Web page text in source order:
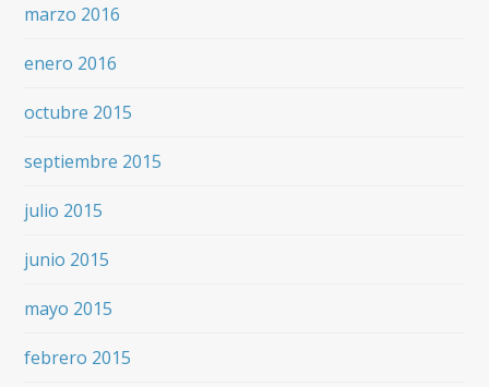
marzo 2016
enero 2016
octubre 2015
septiembre 2015
julio 2015
junio 2015
mayo 2015
febrero 2015